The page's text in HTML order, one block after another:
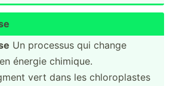
Un processus qui change
énergie chimique.
vert dans les chloro­plastes